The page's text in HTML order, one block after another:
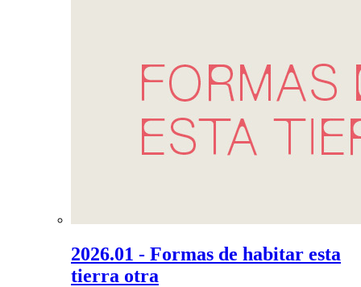
2026.01 - Formas de habitar esta
tierra otra